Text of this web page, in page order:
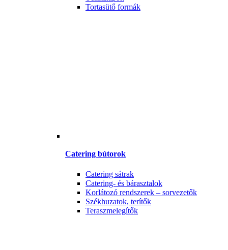
Tortasütő formák
Catering bútorok
Catering sátrak
Catering- és bárasztalok
Korlátozó rendszerek – sorvezetők
Székhuzatok, terítők
Teraszmelegítők